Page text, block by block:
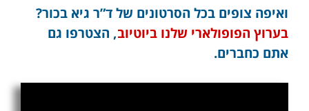
ואיפה צופים בכל הסרטונים של ד”ר גיא בכור?
בערוץ הפופולארי שלנו ביוטיוב, הצטרפו גם
אתם כחברים.